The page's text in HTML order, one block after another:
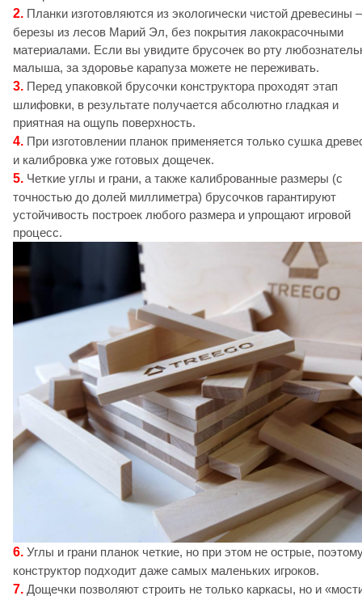
2. Планки изготовляются из экологически чистой древесины –
березы из лесов Марий Эл, без покрытия лакокрасочными
материалами. Если вы увидите брусочек во рту
малыша, за здоровье карапуза можете не переживать.
3. Перед упаковкой брусочки конструктора проходят этап
шлифовки, в результате получается абсолютно гладкая и
приятная на ощупь поверхность.
4. При изготовлении планок применяется только сушка
и калибровка уже готовых дощечек.
5. Четкие углы и грани, а также калиброванные размеры (с
точностью до долей миллиметра) брусочков гарантируют
устойчивость построек любого размера и упрощают игровой
процесс.
6. Углы и грани планок четкие, но при этом не острые,
конструктор подходит даже самых маленьких игроков.
7. Дощечки позволяют строить не только каркасы, но и